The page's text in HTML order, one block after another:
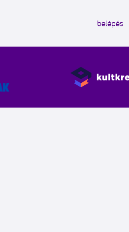
belépés